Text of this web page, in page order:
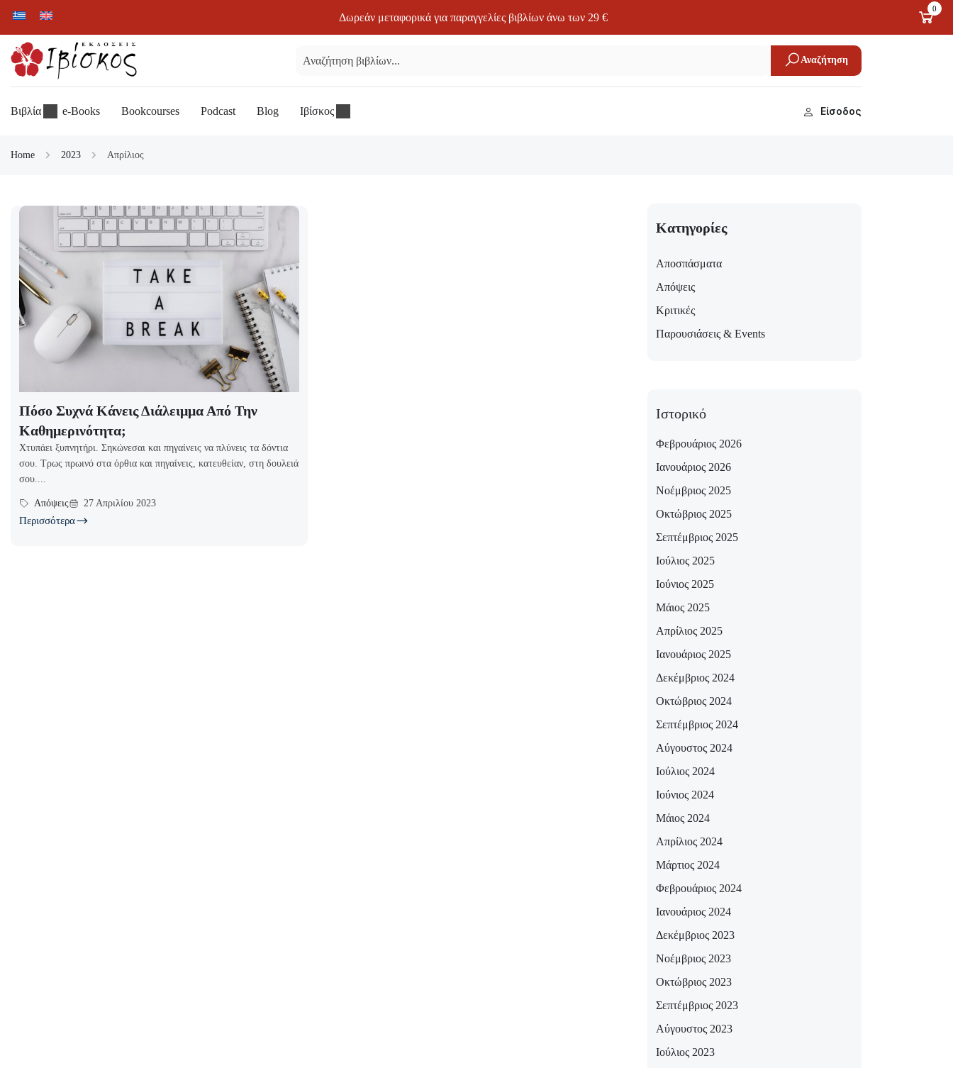
Δωρεάν μεταφορικά για παραγγελίες βιβλίων άνω των 29 €
0
Αναζήτηση
Βιβλία e-Books Bookcourses Podcast Blog Ιβίσκος Είσοδος
Home 2023 Απρίλιος
Πόσο Συχνά Κάνεις Διάλειμμα Από Την
Καθημερινότητα;
Χτυπάει ξυπνητήρι. Σηκώνεσαι και πηγαίνεις να πλύνεις τα δόντια
σου. Τρως πρωινό στα όρθια και πηγαίνεις, κατευθείαν, στη δουλειά
σου....
Απόψεις 27 Απριλίου 2023
Περισσότερα
Κατηγορίες
Αποσπάσματα
Απόψεις
Κριτικές
Παρουσιάσεις & Events
Ιστορικό
Φεβρουάριος 2026
Ιανουάριος 2026
Νοέμβριος 2025
Οκτώβριος 2025
Σεπτέμβριος 2025
Ιούλιος 2025
Ιούνιος 2025
Μάιος 2025
Απρίλιος 2025
Ιανουάριος 2025
Δεκέμβριος 2024
Οκτώβριος 2024
Σεπτέμβριος 2024
Αύγουστος 2024
Ιούλιος 2024
Ιούνιος 2024
Μάιος 2024
Απρίλιος 2024
Μάρτιος 2024
Φεβρουάριος 2024
Ιανουάριος 2024
Δεκέμβριος 2023
Νοέμβριος 2023
Οκτώβριος 2023
Σεπτέμβριος 2023
Αύγουστος 2023
Ιούλιος 2023